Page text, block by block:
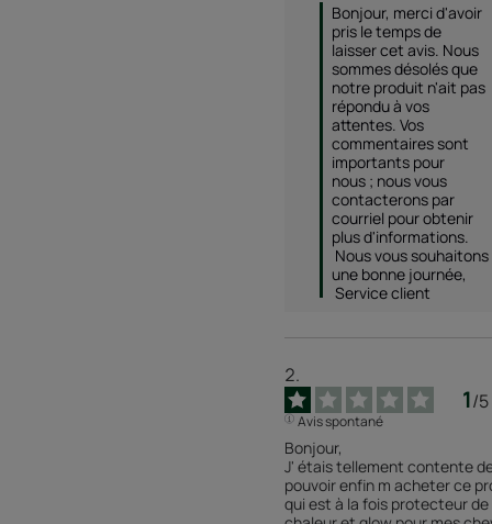
Bonjour, merci d'avoir
pris le temps de
laisser cet avis. Nous
sommes désolés que
notre produit n'ait pas
répondu à vos
attentes. Vos
commentaires sont
importants pour
nous ; nous vous
contacterons par
courriel pour obtenir
plus d'informations.
une bonne journée,
Service client
1/5
Avis spontané
Bonjour,
J' étais tellement contente
pouvoir enfin m acheter ce
qui est à la fois protecteur de